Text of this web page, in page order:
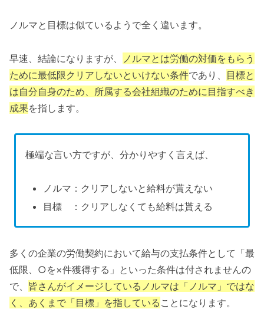
ノルマと目標は似ているようで全く違います。
早速、結論になりますが、
ノルマとは労働の対価をもらう
ために最低限クリアしないといけない条件であり、 目標と
は自分自身のため、所属する会社組織のために目指すべき
成果を指します。
極端な言い方ですが、分かりやすく言えば、
ノルマ：クリアしないと給料が貰えない
目標 ：クリアしなくても給料は貰える
多くの企業の労働契約において給与の支払条件として「最
低限、○を×件獲得する」といった条件は付されませんの
で、 皆さんがイメージしているノルマは「ノルマ」ではな
く、あくまで「目標」を指している ことになります。